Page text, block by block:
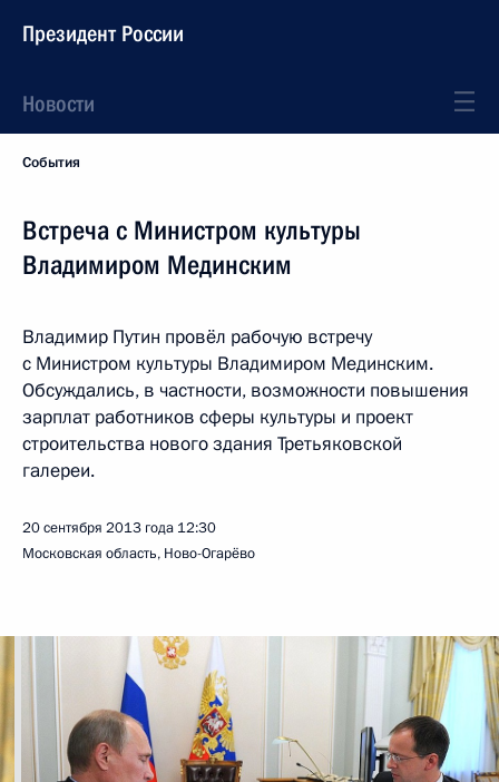
Президент России
Новости
События
Встреча с Министром культуры
Владимиром Мединским
Владимир Путин провёл рабочую встречу
с Министром культуры Владимиром Мединским.
Обсуждались, в частности, возможности повышения
зарплат работников сферы культуры и проект
строительства нового здания Третьяковской
галереи.
20 сентября 2013 года 12:30
Московская область, Ново-Огарёво